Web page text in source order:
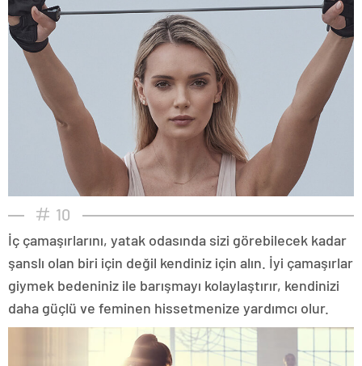
10
İç çamaşırlarını, yatak odasında sizi görebilecek kadar
şanslı olan biri için değil kendiniz için alın. İyi çamaşırlar
giymek bedeniniz ile barışmayı kolaylaştırır, kendinizi
daha güçlü ve feminen hissetmenize yardımcı olur.